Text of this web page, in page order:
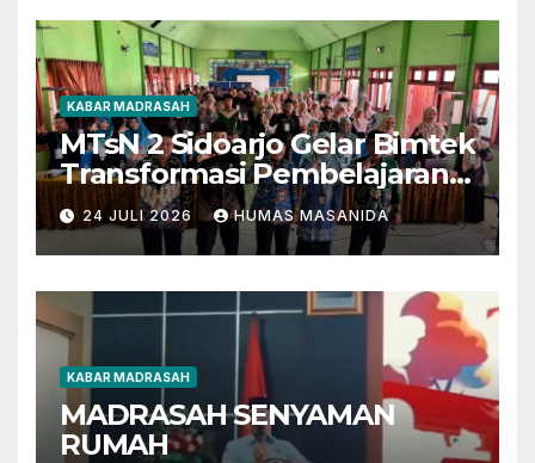
KABAR MADRASAH
MTsN 2 Sidoarjo Gelar Bimtek
Transformasi Pembelajaran
Berbasis AI dan Deep
Learning
24 JULI 2026 HUMAS MASANIDA
KABAR MADRASAH
MADRASAH SENYAMAN
RUMAH